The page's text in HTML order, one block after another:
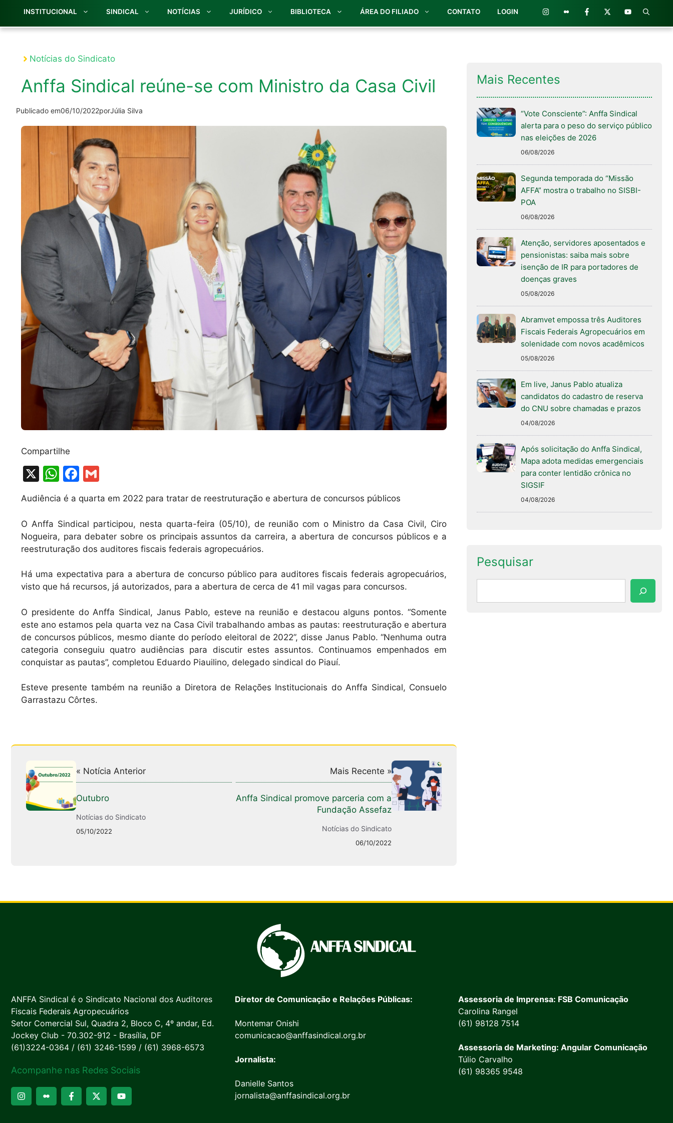
INSTITUCIONAL SINDICAL NOTÍCIAS JURÍDICO BIBLIOTECA ÁREA DO FILIADO CONTATO LOGIN
Notícias do Sindicato
Anffa Sindical reúne-se com Ministro da Casa Civil
Publicado em06/10/2022porJúlia Silva
Compartilhe
X
W
h
at
s
A
p
p
F
c
e
b
o
o
k
ai
l
Audiência é a quarta em 2022 para tratar de reestruturação e abertura de concursos públicos
O Anffa Sindical participou, nesta quarta-feira (05/10), de reunião com o Ministro da Casa Civil, Ciro
Nogueira, para debater sobre os principais assuntos da carreira, a abertura de concursos públicos e a
reestruturação dos auditores fiscais federais agropecuários.
Há uma expectativa para a abertura de concurso público para auditores fiscais federais agropecuários,
visto que há recursos, já autorizados, para a abertura de cerca de 41 mil vagas para concursos.
O presidente do Anffa Sindical, Janus Pablo, esteve na reunião e destacou alguns pontos. “Somente
este ano estamos pela quarta vez na Casa Civil trabalhando ambas as pautas: reestruturação e abertura
de concursos públicos, mesmo diante do período eleitoral de 2022”, disse Janus Pablo. “Nenhuma outra
categoria conseguiu quatro audiências para discutir estes assuntos. Continuamos empenhados em
conquistar as pautas”, completou Eduardo Piauilino, delegado sindical do Piauí.
Esteve presente também na reunião a Diretora de Relações Institucionais do Anffa Sindical, Consuelo
Garrastazu Côrtes.
« Notícia Anterior
Outubro
Notícias do Sindicato
05/10/2022
Mais Recente »
Anffa Sindical promove parceria com a
Fundação Assefaz
Notícias do Sindicato
06/10/2022
Mais Recentes
“Vote Consciente”: Anffa Sindical
alerta para o peso do serviço público
nas eleições de 2026
06/08/2026
Segunda temporada do “Missão
AFFA” mostra o trabalho no SISBI-
POA
06/08/2026
Atenção, servidores aposentados e
pensionistas: saiba mais sobre
isenção de IR para portadores de
doenças graves
05/08/2026
Abramvet empossa três Auditores
Fiscais Federais Agropecuários em
solenidade com novos acadêmicos
05/08/2026
Em live, Janus Pablo atualiza
candidatos do cadastro de reserva
do CNU sobre chamadas e prazos
04/08/2026
Após solicitação do Anffa Sindical,
Mapa adota medidas emergenciais
para conter lentidão crônica no
SIGSIF
04/08/2026
Pesquisar
ANFFA Sindical é o Sindicato Nacional dos Auditores
Fiscais Federais Agropecuários
Setor Comercial Sul, Quadra 2, Bloco C, 4º andar, Ed.
Jockey Club - 70.302-912 - Brasília, DF
(61)3224-0364 / (61) 3246-1599 / (61) 3968-6573
Acompanhe nas Redes Sociais
Diretor de Comunicação e Relações Públicas:
Montemar Onishi
comunicacao@anffasindical.org.br
Jornalista:
Danielle Santos
jornalista@anffasindical.org.br
Assessoria de Imprensa: FSB Comunicação
Carolina Rangel
(61) 98128 7514
Assessoria de Marketing: Angular Comunicação
Túlio Carvalho
(61) 98365 9548